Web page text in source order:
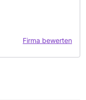
Firma bewerten